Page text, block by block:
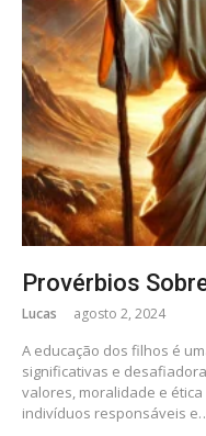
Provérbios
Lucas agosto 2, 2024
A educação dos filhos é
significativas e
valores, moralidade e
indivíduos responsáveis